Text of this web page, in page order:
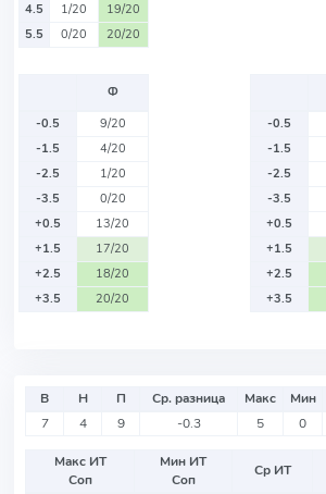
4.5
1/20
19/20
5.5
0/20 20/20
Ф
-0.5
9/20
-1.5
4/20
-2.5
1/20
-3.5
0/20
+0.5
13/20
+1.5
17/20
+2.5
18/20
+3.5
20/20
-0.5
-1.5
-2.5
-3.5
+0.5
+1.5
+2.5
+3.5
В Н П Ср. разница Макс Мин
7
4 9 -0.3 5 0
Макс ИТ
Соп
Мин ИТ
Соп
Ср ИТ